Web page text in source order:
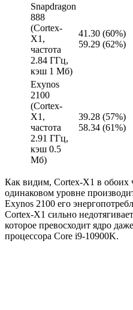
Snapdragon
888
(Cortex-
X1,
частота
2.84 ГГц,
кэш 1 Мб)
41.30 (60%)
59.29 (62%)
Exynos
2100
(Cortex-
X1,
частота
2.91 ГГц,
кэш 0.5
Мб)
39.28 (57%)
58.34 (61%)
Как видим, Cortex-X1 в обоих
одинаковом уровне
Exynos 2100 его
Cortex-X1 сильно
которое превосходит ядро
процессора Core i9-10900K.